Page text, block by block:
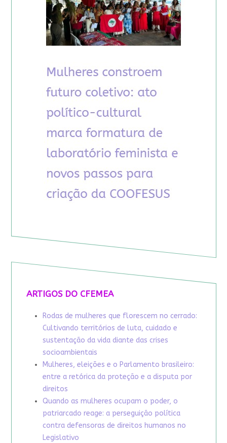
ARTIGOS DO CFEMEA
Rodas de mulheres que florescem no cerrado:
Cultivando territórios de luta, cuidado e
sustentação da vida diante das crises
socioambientais
Mulheres, eleições e o Parlamento brasileiro:
entre a retórica da proteção e a disputa por
direitos
Quando as mulheres ocupam o poder, o
patriarcado reage: a perseguição política
contra defensoras de direitos humanos no
Legislativo